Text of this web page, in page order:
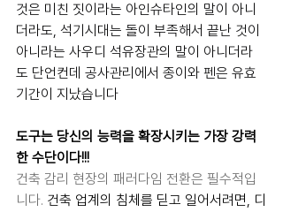
것은 미친 짓이라는 아인슈타인의 말이 아니
더라도, 석기시대는 돌이 부족해서 끝난 것이
아니라는 사우디 석유장관의 말이 아니더라
도 단언컨데 공사관리에서 종이와 펜은 유효
기간이 지났습니다
도구는 당신의 능력을 확장시키는 가장 강력
한 수단이다!!!
건축 감리 현장의 패러다임 전환은 필수적입
니다. 건축 업계의 침체를 딛고 일어서려면, 디